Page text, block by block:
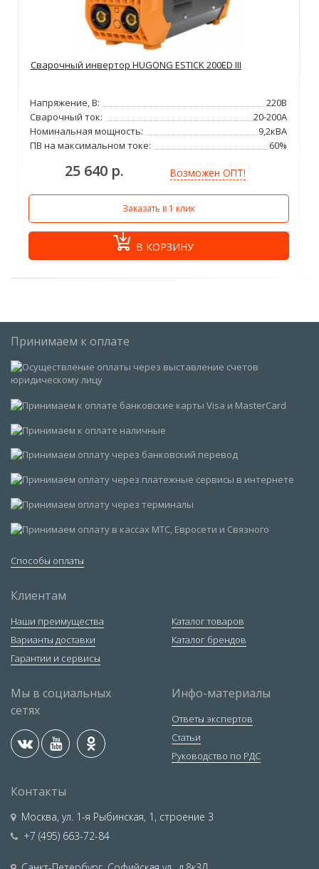
Сварочный инвертор HUGONG ESTICK 200ED III
Напряжение, В:
220В
Сварочный ток:
20-200А
Номинальная мощность:
9,2кВА
ПВ на максимальном токе:
60%
25 640 р. Возможен ОПТ!
Заказать в 1 клик
В КОРЗИНУ
Принимаем к оплате
Способы оплаты
Клиентам
Наши преимущества
Варианты доставки
Гарантии и сервисы
Каталог товаров
Каталог брендов
Мы в социальных
сетях
Инфо-материалы
Ответы экспертов
Статьи
Руководство по РДС
Контакты
Москва, ул. 1-я Рыбинская, 1, строение 3
+7 (495) 663-72-84